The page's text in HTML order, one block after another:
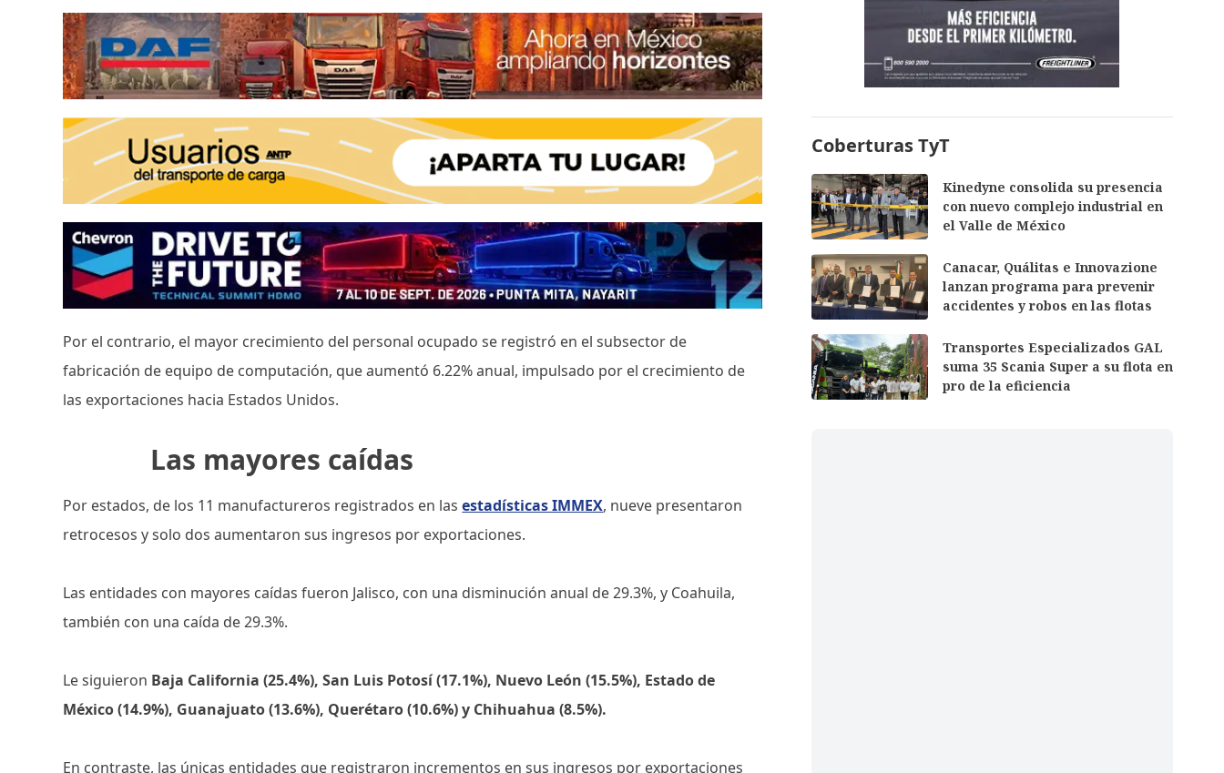
Por el contrario, el mayor crecimiento del personal ocupado se registró en el subsector de
fabricación de equipo de computación, que aumentó 6.22% anual, impulsado por el crecimiento de
las exportaciones hacia Estados Unidos.
Las mayores caídas
Por estados, de los 11 manufactureros registrados en lasestadísticas IMMEX, nueve presentaron
retrocesos y solo dos aumentaron sus ingresos por exportaciones.
Las entidades con mayores caídas fueron Jalisco, con una disminución anual de 29.3%, y Coahuila,
también con una caída de 29.3%.
Le siguieron Baja California (25.4%), San Luis Potosí (17.1%), Nuevo León (15.5%), Estado de
México (14.9%), Guanajuato (13.6%), Querétaro (10.6%) y Chihuahua (8.5%).
En contraste, las únicas entidades que registraron incrementos en sus ingresos por exportaciones
Coberturas TyT
Kinedyne consolida su presencia
con nuevo complejo industrial en
el Valle de México
Canacar, Quálitas e Innovazione
lanzan programa para prevenir
accidentes y robos en las flotas
Transportes Especializados GAL
suma 35 Scania Super a su flota en
pro de la eficiencia